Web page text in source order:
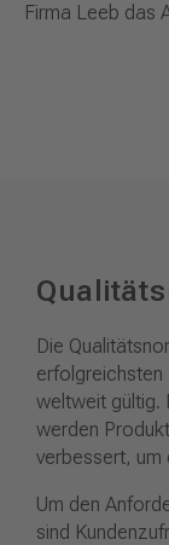
Firma Leeb das
Die
erfolgreichsten
weltweit gültig.
werden
verbessert, um
Um den
sind